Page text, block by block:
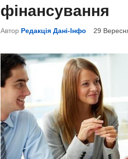
e
d
i
фінансування
Автор Редакція Дані-Інфо 29